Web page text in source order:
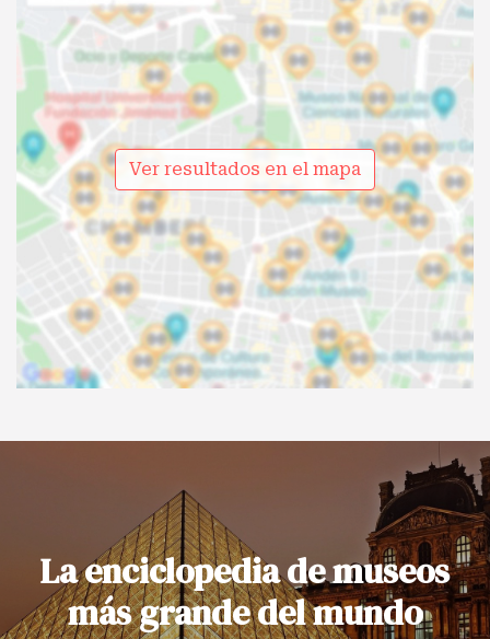
Ver resultados en el mapa
La enciclopedia de museos
más grande del mundo